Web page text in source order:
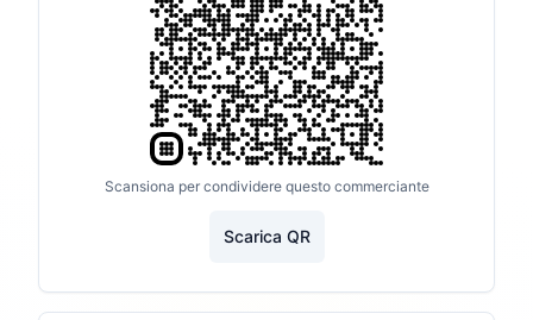
Scansiona per condividere questo commerciante
Scarica QR